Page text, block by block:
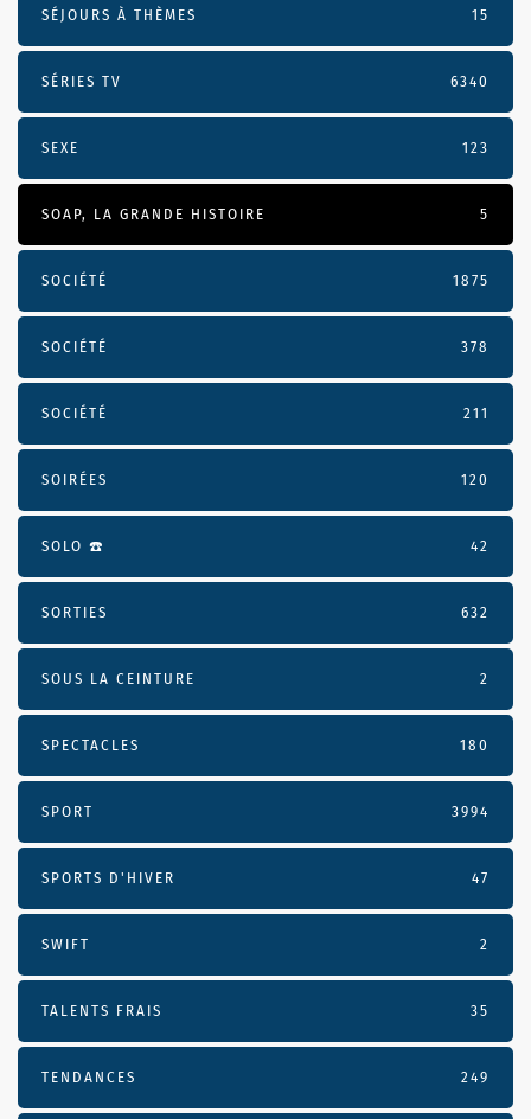
SÉJOURS À THÈMES 15
SÉRIES TV 6340
SEXE 123
SOAP, LA GRANDE HISTOIRE 5
SOCIÉTÉ 1875
SOCIÉTÉ 378
SOCIÉTÉ 211
SOIRÉES 120
SOLO ☎️ 42
SORTIES 632
SOUS LA CEINTURE 2
SPECTACLES 180
SPORT 3994
SPORTS D'HIVER 47
SWIFT 2
TALENTS FRAIS 35
TENDANCES 249